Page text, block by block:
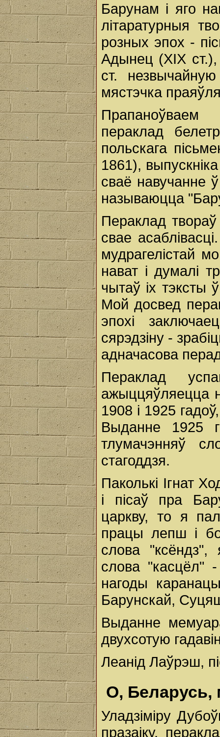
Барунам і яго
літаратурныя
розных эпох -
Адынец (ХІХ
ст.
мястэчка
пераклад
польскага
1861),
сваё навучанне
называюцца
Пераклад
свае
мудрагелістай
нават і думалі
чытаў іх тэксты
Мой досвед
эпохі
сярэдзіну -
адначасова
Пераклад
ажыццяўляецца
1908 і 1925
Выданне 1925
тлумачэнняў
стагоддзя.
Паколькі Ігнат
і пісаў пра
царкву, то я
працы лепш і
слова
слова "касцёл"
нагоды
Барунскай,
Выданне
двухсотую
Леанід Лаўрэш,
О,
Уладзіміру
празаіку,